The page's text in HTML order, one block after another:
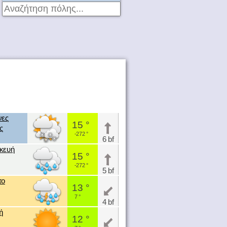
15 °
-272 °
6 bf
15 °
-272 °
5 bf
13 °
7 °
4 bf
12 °